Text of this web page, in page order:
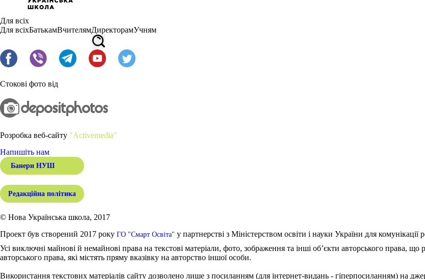
Для всіх
Для всіхБатькамВчителямДиректорамУчням
Стокові фото від
Розробка веб-сайту "Activemedia"
Напишіть нам
Банери НУШ
Редакційна політика
© Нова Українська школа, 2017
Проект був створений 2017 року ГО "Смарт Освіта" у партнерстві з Міністерством освіти і науки України для
Усі виключні майнові й немайнові права на текстові матеріали, фото, зображення та інші об’єкти авторського права, що
авторського права, які містять пряму вказівку на авторство іншої особи.
Використання текстових матеріалів сайту дозволено лише з посиланням (для інтернет-видань - гіперпосиланням) на